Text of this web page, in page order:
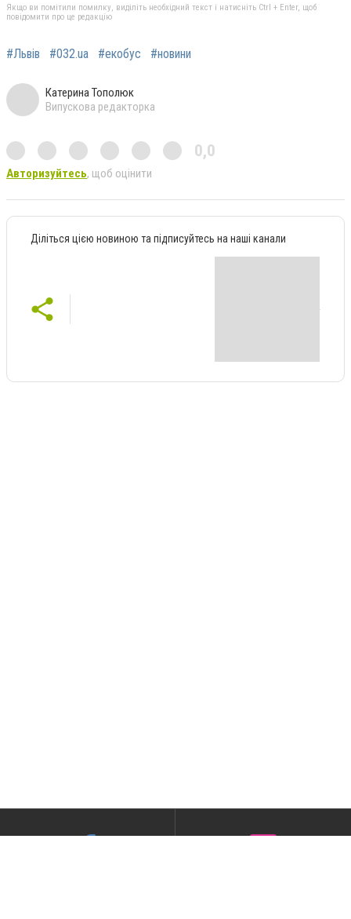
Якщо ви помітили помилку, виділіть необхідний текст і натисніть Ctrl + Enter, щоб
повідомити про це редакцію
#Львів #032.ua #екобус #новини
Катерина Тополюк
Випускова редакторка
0,0
Авторизуйтесь, щоб оцінити
Діліться цією новиною та підписуйтесь на наші канали